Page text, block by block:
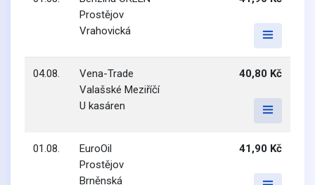
Prostějov
Vrahovická
04.08.
Vena-Trade
Valašské Meziříčí
U kasáren
40,80 Kč
01.08.
EuroOil
Prostějov
Brněnská
41,90 Kč